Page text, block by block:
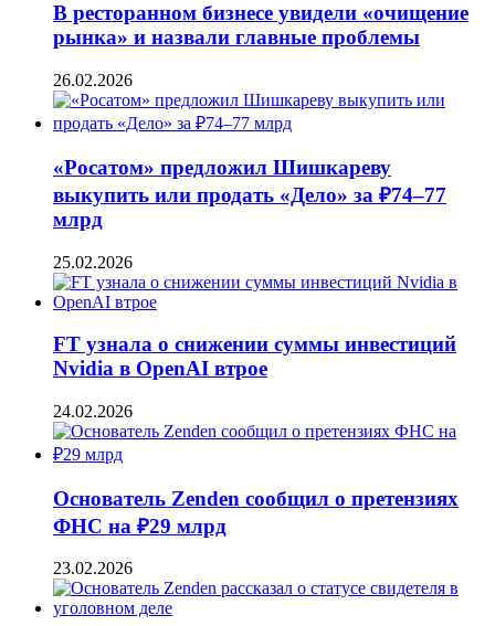
В ресторанном бизнесе увидели «очищение
рынка» и назвали главные проблемы
26.02.2026
«Росатом» предложил Шишкареву
выкупить или продать «Дело» за ₽74–77
млрд
25.02.2026
FT узнала о снижении суммы инвестиций
Nvidia в OpenAI втрое
24.02.2026
Основатель Zenden сообщил о претензиях
ФНС на ₽29 млрд
23.02.2026